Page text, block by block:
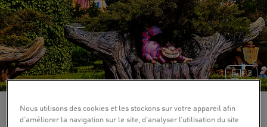
+ 3
Nous utilisons des cookies et les stockons sur votre appareil afin
d’améliorer la navigation sur le site, d’analyser l’utilisation du site